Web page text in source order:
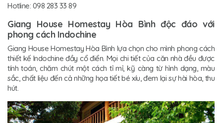
Hotline: 098 283 33 89
Giang House Homestay Hòa Bình độc đáo với
phong cách Indochine
Giang House Homestay Hòa Bình lựa chọn cho mình phong cách
thiết kế Indochine đầy cổ điển. Mọi chi tiết của căn nhà đều được
tính toán, chăm chút một cách tỉ mỉ, kỹ càng từ hình dạng, màu
sắc, chất liệu đến cả những họa tiết bé xíu, đem lại sự hài hòa, thu
hút.